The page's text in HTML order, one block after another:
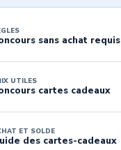
sans achat requis
UTILES
cartes cadeaux
ET SOLDE
des cartes-cadeaux